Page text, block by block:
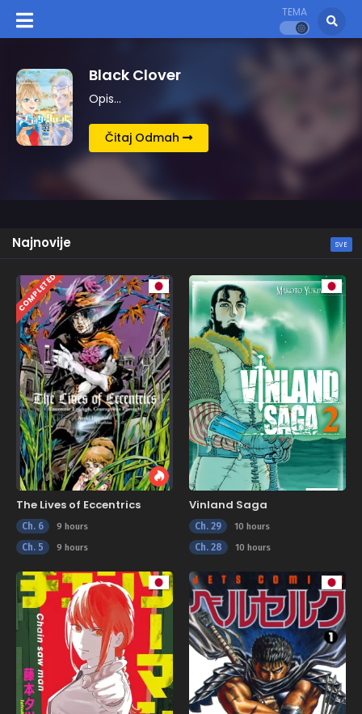
TEMA
Kingdom
Opis…
Čitaj Odmah
Najnovije SVE
COMPLETED
The Lives of Eccentrics
Ch. 6 9 hours
Ch. 5 9 hours
Vinland Saga
Ch. 29 10 hours
Ch. 28 10 hours